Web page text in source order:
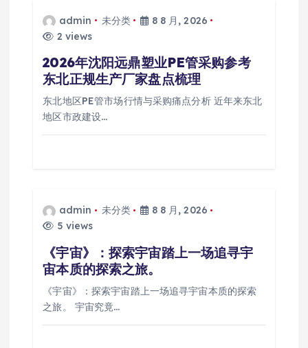
admin 未分类
8 8 月, 2026
2 views
2026年沈阳远鼎塑业PE管采购参考
东北正规生产厂家盘点梳理
东北地区PE管市场行情与采购痛点分析 近年来东北
地区市政建设…
admin 未分类
8 8 月, 2026
5 views
《宇宙》：探索宇宙踏上一场追寻宇
宙本质的探索之旅。
《宇宙》：探索宇宙踏上一场追寻宇宙本质的探索
之旅。 宇宙究竟…